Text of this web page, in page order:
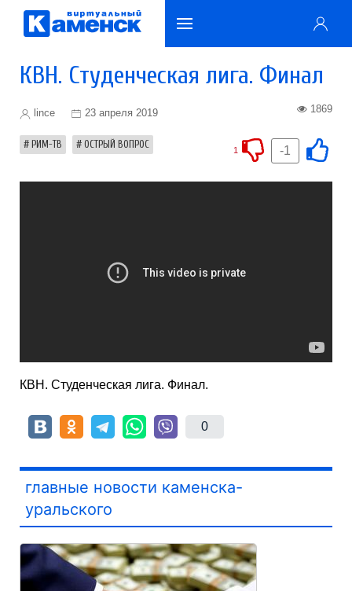
КВН. Студенческая лига. Финал
lince 23 апреля 2019 1869
РИМ-ТВ ОСТРЫЙ ВОПРОС -1
1
КВН. Студенческая лига. Финал.
0
главные новости каменска-
уральского